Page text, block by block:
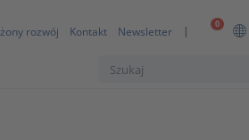
0
rozwój Kontakt Newsletter